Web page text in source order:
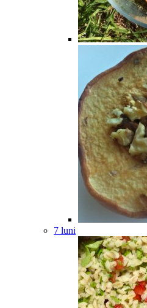
7 luni